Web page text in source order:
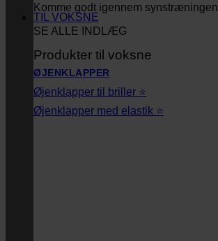
Komme godt igennem synstræningen
SE ALLE INDLÆG
TIL VOKSNE
Produkter til voksne
ØJENKLAPPER
Øjenklapper til briller ⭐
Øjenklapper med elastik ⭐